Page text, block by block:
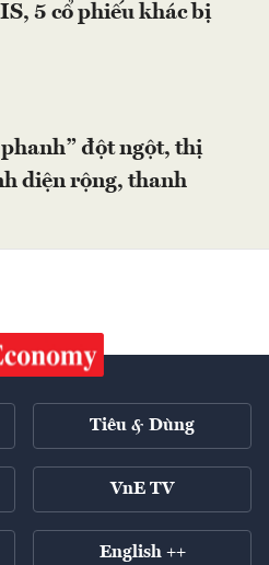
5 cổ phiếu khác bị
đột ngột, thị
diện rộng, thanh
Tiêu & Dùng
VnE TV
English ++